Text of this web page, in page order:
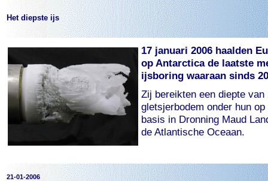
Het diepste ijs
17 januari 2006 haalden
op Antarctica de laatste
ijsboring waaraan sinds
Zij bereikten een diepte van
gletsjerbodem onder hun
basis in Dronning Maud
de Atlantische Oceaan.
21-01-2006